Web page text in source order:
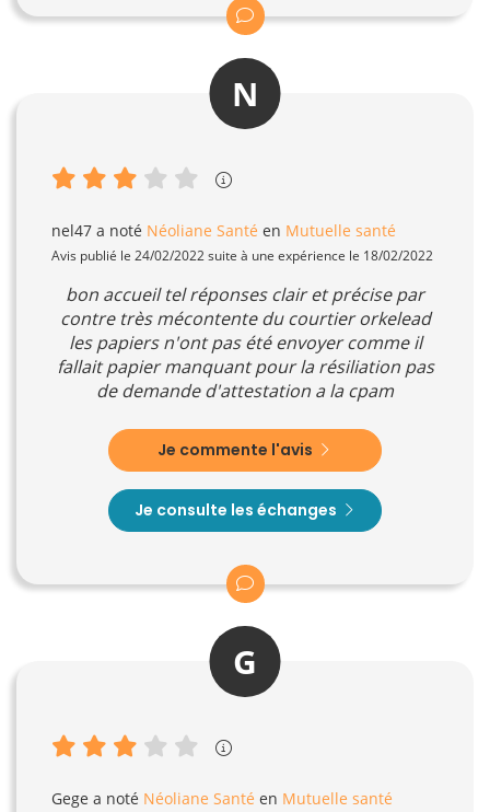
N
nel47 a noté Néoliane Santé en Mutuelle santé
Avis publié le 24/02/2022 suite à une expérience le 18/02/2022
bon accueil tel réponses clair et précise par
contre très mécontente du courtier orkelead
les papiers n'ont pas été envoyer comme il
fallait papier manquant pour la résiliation pas
de demande d'attestation a la cpam
Je commente l'avis
Je consulte les échanges
G
Gege a noté Néoliane Santé en Mutuelle santé